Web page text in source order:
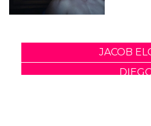
JACOB